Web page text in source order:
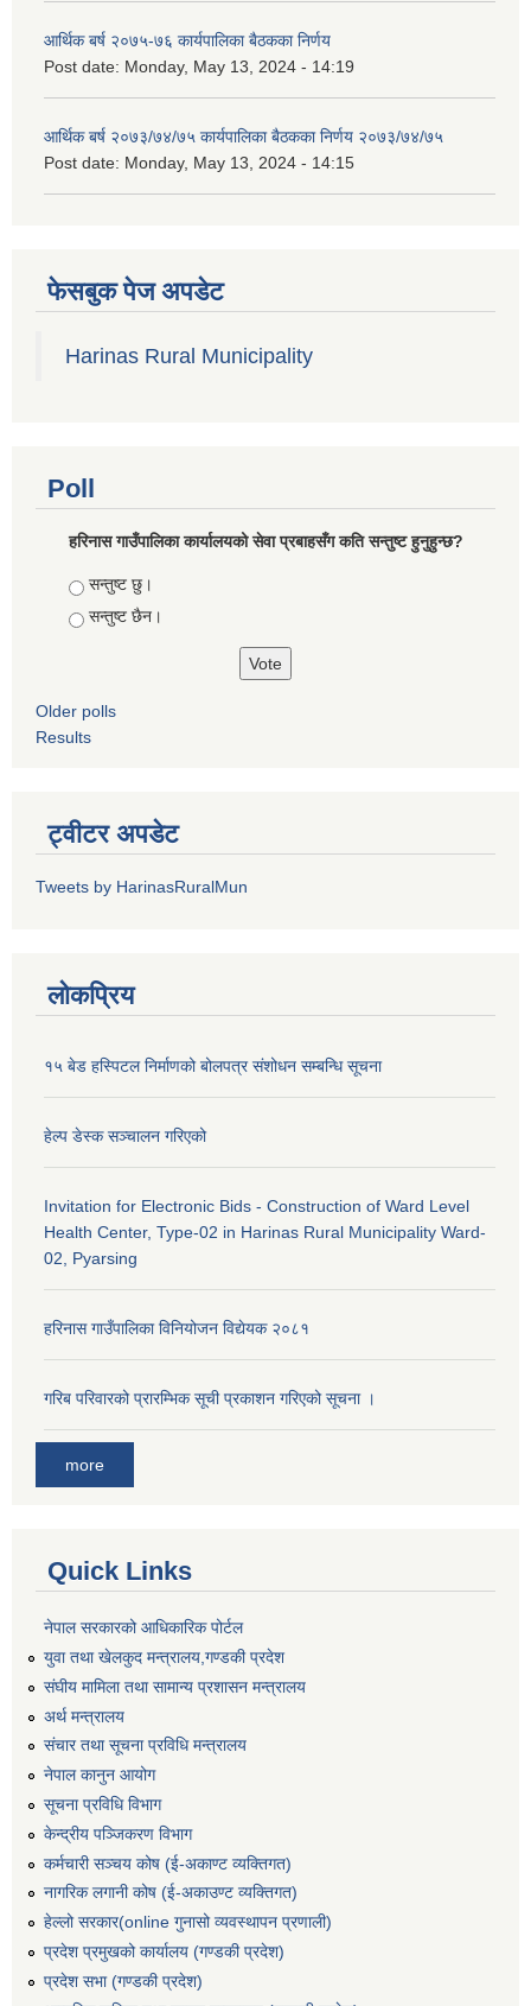
आर्थिक बर्ष २०७५-७६ कार्यपालिका बैठकका निर्णय
Post date: Monday, May 13, 2024 - 14:19
आर्थिक बर्ष २०७३/७४/७५ कार्यपालिका बैठकका निर्णय २०७३/७४/७५
Post date: Monday, May 13, 2024 - 14:15
फेसबुक पेज अपडेट
Harinas Rural Municipality
Poll
हरिनास गाउँपालिका कार्यालयको सेवा प्रबाहसँग कति सन्तुष्ट हुनुहुन्छ?
Choices
सन्तुष्ट छु।
सन्तुष्ट छैन।
Older polls
Results
ट्वीटर अपडेट
Tweets by HarinasRuralMun
लोकप्रिय
१५ बेड हस्पिटल निर्माणको बोलपत्र संशोधन सम्बन्धि सूचना
हेल्प डेस्क सञ्‍चालन गरिएको
Invitation for Electronic Bids - Construction of Ward Level
Health Center, Type-02 in Harinas Rural Municipality Ward-
02, Pyarsing
हरिनास गाउँपालिका विनियोजन विद्येयक २०८१
गरिब परिवारको प्रारम्भिक सूची प्रकाशन गरिएको सूचना ।
more
Quick Links
नेपाल सरकारको आधिकारिक पोर्टल
युवा तथा खेलकुद मन्त्रालय,गण्डकी प्रदेश
संघीय मामिला तथा सामान्य प्रशासन मन्त्रालय
अर्थ मन्त्रालय
संचार तथा सूचना प्रविधि मन्त्रालय
नेपाल कानुन आयोग
सूचना प्रविधि विभाग
केन्द्रीय पञ्जिकरण विभाग
कर्मचारी सञ्‍चय कोष (ई‍-अकाण्ट व्यक्तिगत)
नागरिक लगानी कोष (ई-अकाउण्ट व्यक्तिगत)
हेल्लो सरकार(online गुनासो व्यवस्थापन प्रणाली)
प्रदेश प्रमुखको कार्यालय (गण्डकी प्रदेश)
प्रदेश सभा (गण्डकी प्रदेश)